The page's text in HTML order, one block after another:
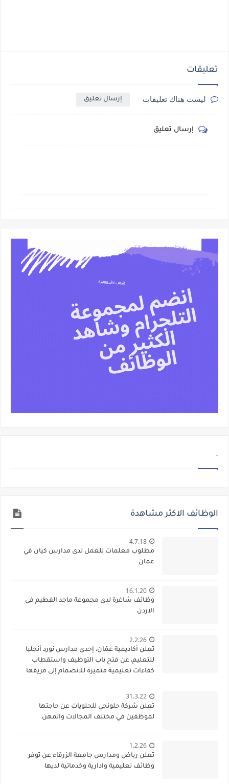
تعليقات
ليست هناك تعليقات إرسال تعليق
إرسال تعليق
.
الوظائف الاكثر مشاهدة
4.7.18
مطلوب معلمات للعمل لدى مدارس كيان في
عمان
16.1.20
وظائف شاغرة لدى مجموعة ماجد الفطيم في
الاردن
2.2.26
تعلن أكاديمية عمّان، إحدى مدارس نورد أنجليا
للتعليم، عن فتح باب التوظيف واستقطاب
كفاءات تعليمية متميزة للانضمام إلى فريقها
31.3.22
تعلن شركة حلونجي للحلويات عن حاجتها
لموظفين في مختلف المجالات والمهن
1.2.26
تعلن رياض ومدارس جامعة الزرقاء عن توفر
وظائف تعليمية وادارية وخدماتية لديها